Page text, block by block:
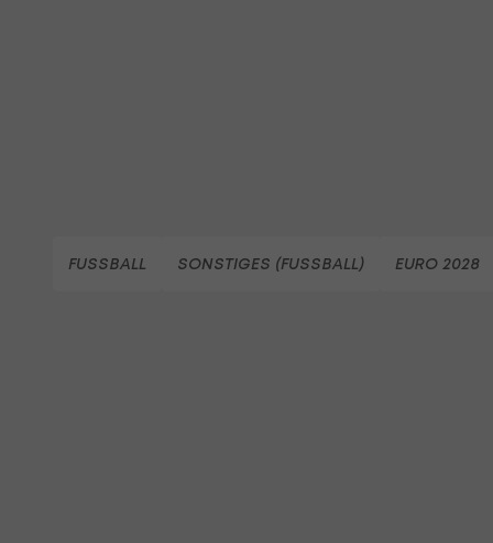
FUSSBALL SONSTIGES (FUSSBALL) EURO 2028